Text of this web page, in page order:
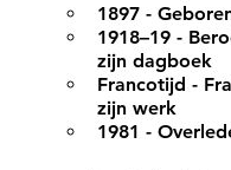
1897 -
1918–19 -
zijn dagboek
Francotijd -
zijn werk
1981 -